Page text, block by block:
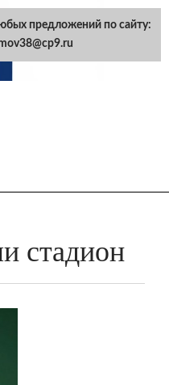
стадион
предложений по сайту: